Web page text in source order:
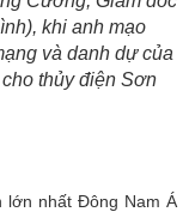
khi anh mạo
và danh dự của
thủy điện Sơn
lớn nhất Đông Nam Á